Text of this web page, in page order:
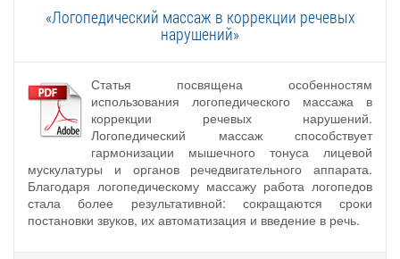
«Логопедический массаж в коррекции речевых
нарушений»
Статья посвящена особенностям
использования логопедического массажа в
коррекции речевых нарушений.
Логопедический массаж способствует
гармонизации мышечного тонуса лицевой
мускулатуры и органов речедвигательного аппарата.
Благодаря логопедическому массажу работа логопедов
стала более результативной: сокращаются сроки
постановки звуков, их автоматизация и введение в речь.